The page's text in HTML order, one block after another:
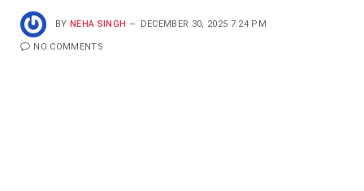
BY NEHA SINGH DECEMBER 30, 2025 7:24 PM
NO COMMENTS